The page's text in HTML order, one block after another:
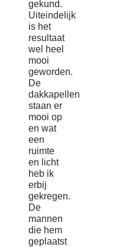
gekund.
Uiteindelijk
is het
resultaat
wel heel
mooi
geworden.
De
dakkapellen
staan er
mooi op
en wat
een
ruimte
en licht
heb ik
erbij
gekregen.
De
mannen
die hem
geplaatst